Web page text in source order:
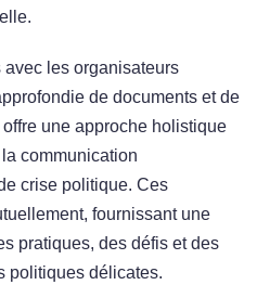
les organisateurs
de documents et de
une approche holistique
communication
crise politique. Ces
fournissant une
pratiques, des défis et des
politiques délicates.